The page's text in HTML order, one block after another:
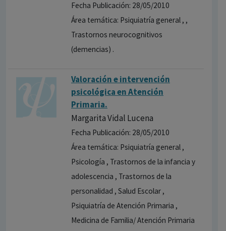
Fecha Publicación: 28/05/2010
Área temática: Psiquiatría general , ,
Trastornos neurocognitivos
(demencias) .
Valoración e intervención
psicológica en Atención
Primaria.
Margarita Vidal Lucena
Fecha Publicación: 28/05/2010
Área temática: Psiquiatría general ,
Psicología , Trastornos de la infancia y
adolescencia , Trastornos de la
personalidad , Salud Escolar ,
Psiquiatría de Atención Primaria ,
Medicina de Familia/ Atención Primaria